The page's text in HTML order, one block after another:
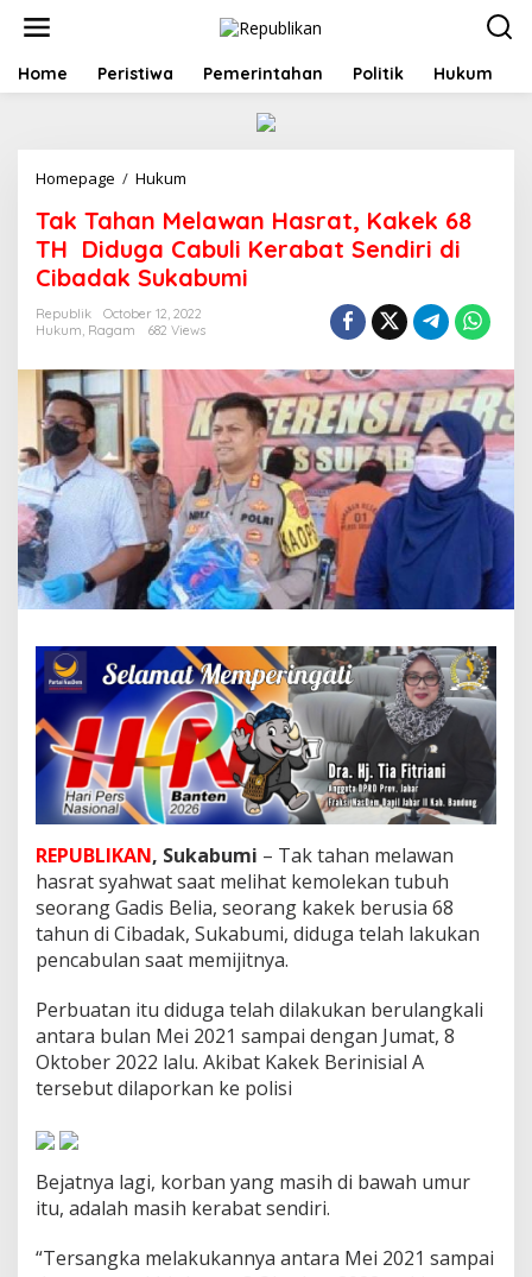
t
Home Peristiwa Pemerintahan Politik Hukum
Homepage / Hukum
k
T
a
h
a
n
e
a
w
n
H
a
s
r
a
t
K
a
k
e
k
6
8
T
H
D
i
d
u
g
a
a
b
u
l
i
a
b
t
S
Tak Tahan Melawan Hasrat, Kakek 68
TH Diduga Cabuli Kerabat Sendiri di
Cibadak Sukabumi
Republik
October 12, 2022
Hukum, Ragam 682 Views
REPUBLIKAN, Sukabumi – Tak tahan melawan
hasrat syahwat saat melihat kemolekan tubuh
seorang Gadis Belia, seorang kakek berusia 68
tahun di Cibadak, Sukabumi, diduga telah lakukan
pencabulan saat memijitnya.
Perbuatan itu diduga telah dilakukan berulangkali
antara bulan Mei 2021 sampai dengan Jumat, 8
Oktober 2022 lalu. Akibat Kakek Berinisial A
tersebut dilaporkan ke polisi
Bejatnya lagi, korban yang masih di bawah umur
itu, adalah masih kerabat sendiri.
“Tersangka melakukannya antara Mei 2021 sampai